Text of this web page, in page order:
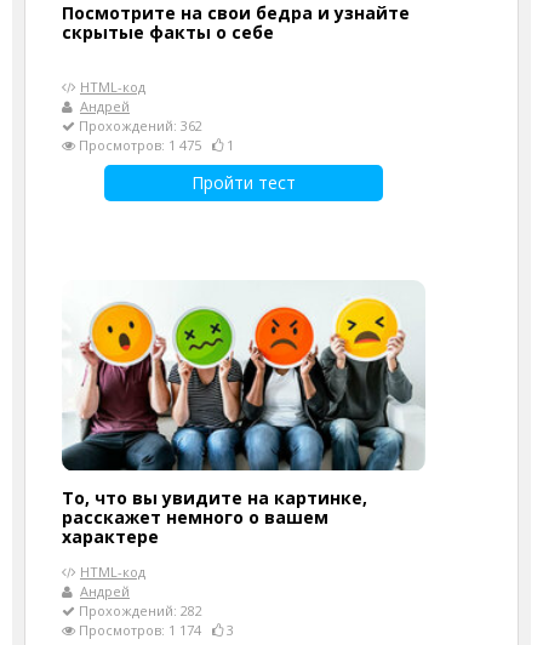
Посмотрите на свои бедра и узнайте
скрытые факты о себе
HTML-код
Андрей
Прохождений: 362
Просмотров: 1 475
1
Пройти тест
То, что вы увидите на картинке,
расскажет немного о вашем
характере
HTML-код
Андрей
Прохождений: 282
Просмотров: 1 174
3